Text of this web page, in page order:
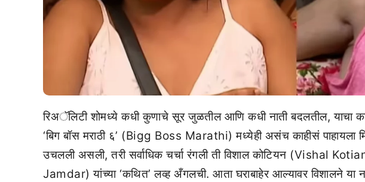
रिअॅलिटी शोमध्ये कधी कुणाचे सूर जुळतील आणि कधी नाती बदलतील, याचा
‘बिग बॉस मराठी ६’ (Bigg Boss Marathi) मध्येही असंच काहीसं पाहायला
उचलली असली, तरी सर्वाधिक चर्चा रंगली ती विशाल कोटियन (Vishal
Jamdar) यांच्या ‘कथित’ लव्ह अँगलची. आता घराबाहेर आल्यावर विशालने या